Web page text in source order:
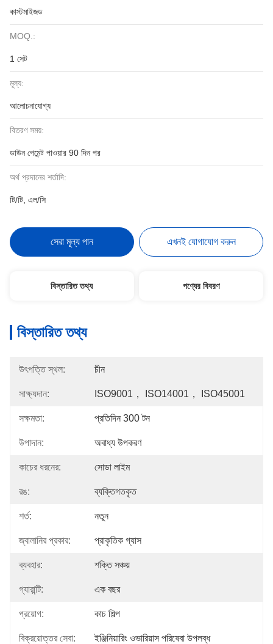
কাস্টমাইজড
MOQ.:
1 সেট
মূল্য:
আলোচনাযোগ্য
বিতরণ সময়:
ডাউন পেমেন্ট পাওয়ার 90 দিন পর
অর্থ প্রদানের শর্তাদি:
টি/টি, এল/সি
সেরা মূল্য পান এখনই যোগাযোগ করুন
বিস্তারিত তথ্য পণ্যের বিবরণ
বিস্তারিত তথ্য
উৎপত্তি স্থল: চীন
সাক্ষ্যদান: ISO9001， ISO14001， ISO45001
সক্ষমতা: প্রতিদিন 300 টন
উপাদান: অবাধ্য উপকরণ
কাচের ধরনের: সোডা লাইম
রঙ: ব্যক্তিগতকৃত
শর্ত: নতুন
জ্বালানির প্রকার: প্রাকৃতিক গ্যাস
ব্যবহার: শক্তি সঞ্চয়
গ্যারান্টি: এক বছর
প্রয়োগ: কাচ শিল্প
বিক্রয়োত্তর সেবা: ইঞ্জিনিয়ারিং ওভারিয়াস পরিষেবা উপলব্ধ